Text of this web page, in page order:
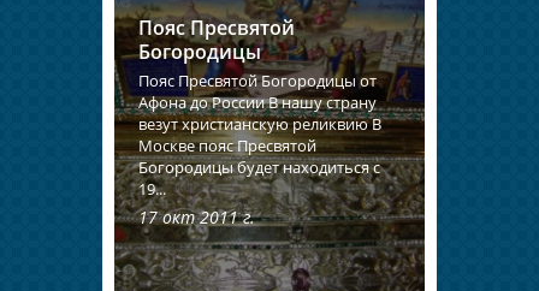
Пояс Пресвятой
Богородицы
Пояс Пресвятой Богородицы от
Афона до России В нашу страну
везут христианскую реликвию В
Москве пояс Пресвятой
Богородицы будет находиться с
19...
17 окт 2011 г.